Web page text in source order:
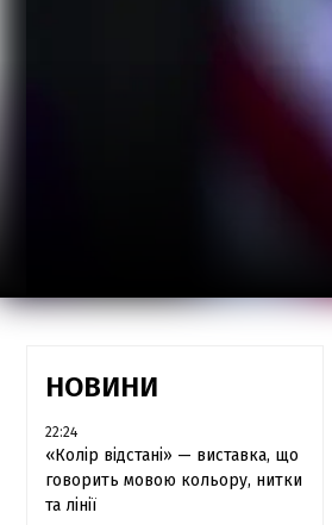
НОВИНИ
22:24
«Колір відстані» — виставка, що
говорить мовою кольору, нитки
та лінії